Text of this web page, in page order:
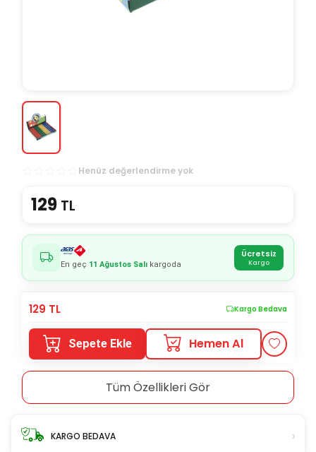
Henüz değerlendirme yok
129 TL
En geç 11 Ağustos Salı kargoda
Ücretsiz
Kargo
129 TL Kargo Bedava
Sepete Ekle Hemen Al
Tüm Özellikleri Gör
KARGO BEDAVA ›